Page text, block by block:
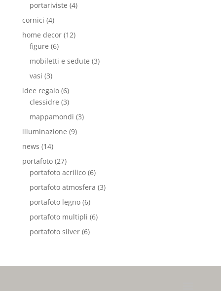
portariviste (4)
cornici (4)
home decor(12)
figure (6)
mobiletti e sedute (3)
vasi (3)
idee regalo(6)
clessidre (3)
mappamondi (3)
illuminazione (9)
news (14)
portafoto(27)
portafoto acrilico(6)
portafoto atmosfera (3)
portafoto legno(6)
portafoto multipli (6)
portafoto silver(6)